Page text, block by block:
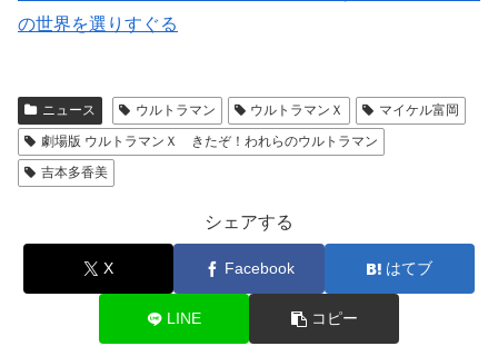
の世界を選りすぐる
ニュース ウルトラマン ウルトラマンＸ
マイケル富岡
劇場版 ウルトラマンＸ きたぞ！われらのウルトラマン
吉本多香美
シェアする
X Facebook はてブ
LINE コピー